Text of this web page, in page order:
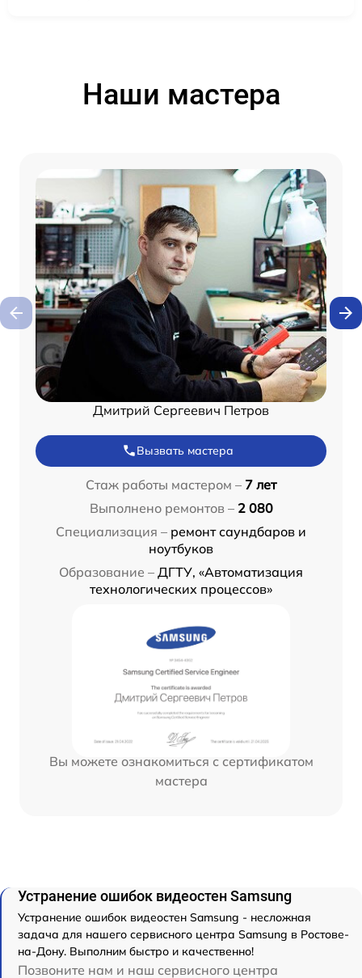
Наши мастера
Дмитрий Сергеевич Петров
Вызвать мастера
Стаж работы мастером – 7 лет
Выполнено ремонтов – 2 080
Специализация – ремонт саундбаров и
ноутбуков
Образование – ДГТУ, «Автоматизация
технологических процессов»
Вы можете ознакомиться с сертификатом
мастера
Устранение ошибок видеостен Samsung
Устранение ошибок видеостен Samsung - несложная
задача для нашего сервисного центра Samsung в Ростове-
на-Дону. Выполним быстро и качественно!
Позвоните нам и наш сервисного центра